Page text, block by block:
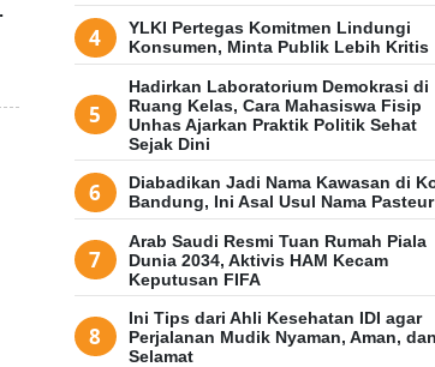
YLKI Pertegas Komitmen Lindungi
Konsumen, Minta Publik Lebih Kritis
Hadirkan Laboratorium Demokrasi di
Ruang Kelas, Cara Mahasiswa Fisip
Unhas Ajarkan Praktik Politik Sehat
Sejak Dini
Diabadikan Jadi Nama Kawasan di
Bandung, Ini Asal Usul Nama Pasteur
Arab Saudi Resmi Tuan Rumah Piala
Dunia 2034, Aktivis HAM Kecam
Keputusan FIFA
Ini Tips dari Ahli Kesehatan IDI agar
Perjalanan Mudik Nyaman, Aman, dan
Selamat